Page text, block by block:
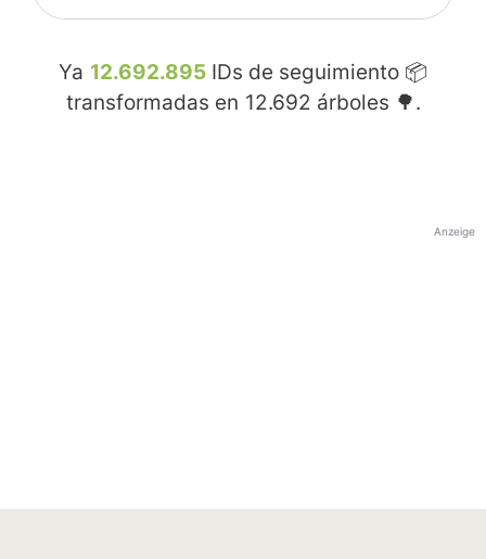
Ya 12.692.895 IDs de seguimiento 📦
transformadas en 12.692 árboles 🌳.
Anzeige